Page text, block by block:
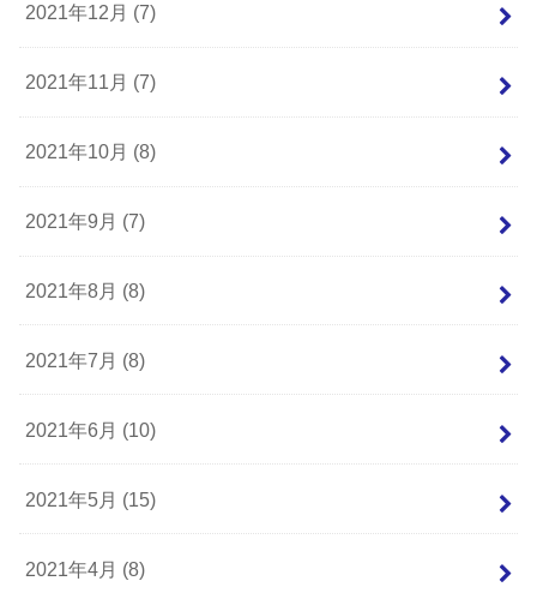
2021年12月 (7)
2021年11月 (7)
2021年10月 (8)
2021年9月 (7)
2021年8月 (8)
2021年7月 (8)
2021年6月 (10)
2021年5月 (15)
2021年4月 (8)